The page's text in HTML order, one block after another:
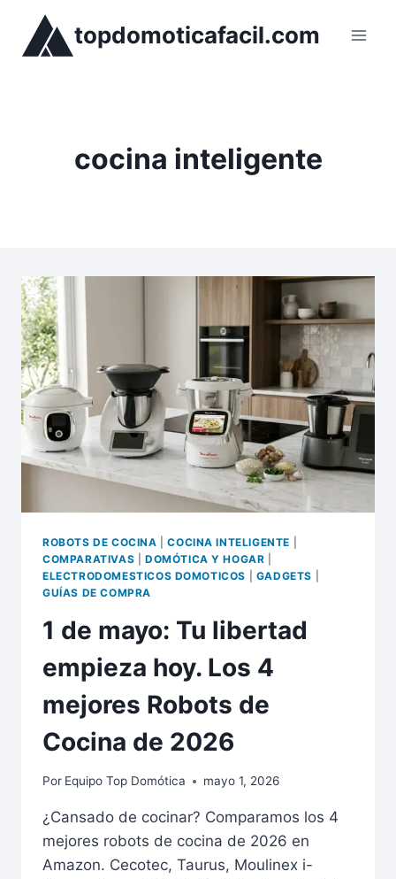
contenido
topdomoticafacil.com
cocina inteligente
ROBOTS DE COCINA |COCINA INTELIGENTE
COMPARATIVAS
DOMÓTICA Y HOGAR
ELECTRODOMESTICOS DOMOTICOS
GADGETS
GUÍAS DE COMPRA
1 de mayo: Tu libertad
empieza hoy. Los 4
mejores Robots de
Cocina de 2026
Por Equipo Top Domótica mayo 1, 2026
¿Cansado de cocinar? Comparamos los 4
mejores robots de cocina de 2026 en
Amazon. Cecotec, Taurus, Moulinex i-